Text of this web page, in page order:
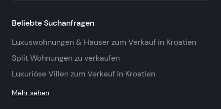
Beliebte Suchanfragen
Luxuswohnungen & Häuser zum Verkauf in Kroatien
Split Wohnungen zu verkaufen
Luxuriöse Villen zum Verkauf in Kroatien
Mehr sehen